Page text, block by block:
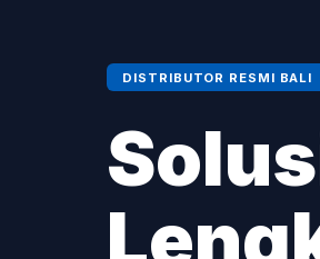
DISTRIBUTOR RESMI BALI